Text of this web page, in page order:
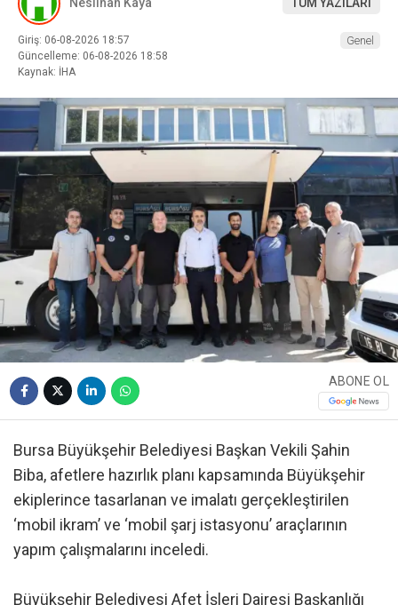
Giriş: 06-08-2026 18:57
Güncelleme: 06-08-2026 18:58
Kaynak: İHA
Genel
ABONE OL
Bursa Büyükşehir Belediyesi Başkan Vekili Şahin
Biba, afetlere hazırlık planı kapsamında Büyükşehir
ekiplerince tasarlanan ve imalatı gerçekleştirilen
‘mobil ikram’ ve ‘mobil şarj istasyonu’ araçlarının
yapım çalışmalarını inceledi.
Büyükşehir Belediyesi Afet İşleri Dairesi Başkanlığı